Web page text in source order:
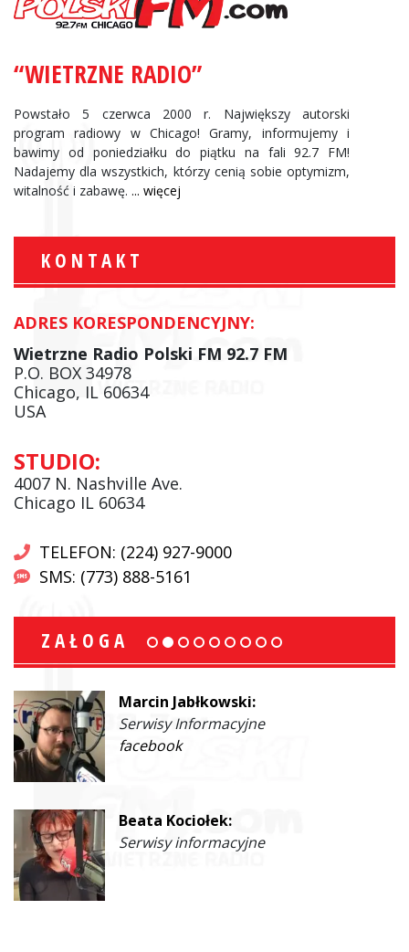
“WIETRZNE RADIO”
Powstało 5 czerwca 2000 r. Największy autorski
program radiowy w Chicago! Gramy, informujemy i
bawimy od poniedziałku do piątku na fali 92.7 FM!
Nadajemy dla wszystkich, którzy cenią sobie optymizm,
witalność i zabawę. ... więcej
KONTAKT
ADRES KORESPONDENCYJNY:
Wietrzne Radio Polski FM 92.7 FM
P.O. BOX 34978
Chicago, IL 60634
USA
STUDIO:
4007 N. Nashville Ave.
Chicago IL 60634
TELEFON: (224) 927-9000
SMS: (773) 888-5161
ZAŁOGA
Marcin Jabłkowski:
Serwisy Informacyjne
facebook
Beata Kociołek:
Serwisy informacyjne